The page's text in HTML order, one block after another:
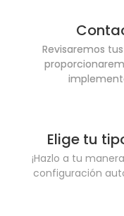
Revisaremos
Elige tu
¡Hazlo a tu
configuración